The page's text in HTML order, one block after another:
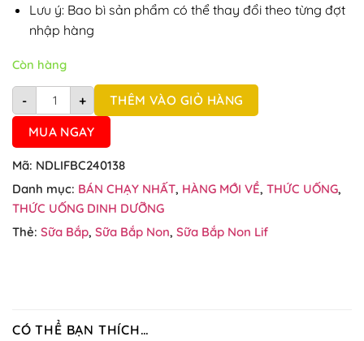
Lưu ý: Bao bì sản phẩm có thể thay đổi theo từng đợt
nhập hàng
Còn hàng
-
Thùng 24 hộp sữa bắp non LOF 180ml số lượng
+
THÊM VÀO GIỎ HÀNG
MUA NGAY
Mã: NDLIFBC240138
Danh mục: BÁN CHẠY NHẤT, HÀNG MỚI VỀ, THỨC UỐNG,
THỨC UỐNG DINH DƯỠNG
Thẻ: Sữa Bắp, Sữa Bắp Non, Sữa Bắp Non Lif
CÓ THỂ BẠN THÍCH…